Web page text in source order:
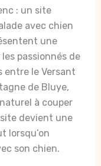
: un site
avec chien
une
passionnés de
entre le Versant
de Bluye,
à couper
devient une
lorsqu’on
son chien.